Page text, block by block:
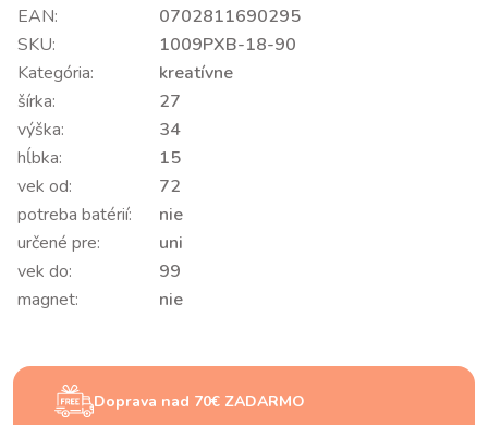
EAN:
0702811690295
SKU:
1009PXB-18-90
Kategória:
kreatívne
šírka:
27
výška:
34
hĺbka:
15
vek od:
72
potreba batérií:
nie
určené pre:
uni
vek do:
99
magnet:
nie
Doprava nad 70€ ZADARMO